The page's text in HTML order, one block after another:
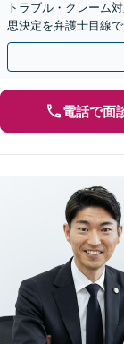
トラブル・クレーム
思決定を弁護士目線
らず、事業スキーム
電話で面